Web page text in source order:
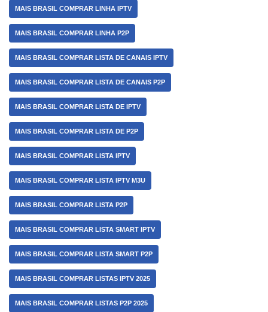
MAIS BRASIL COMPRAR LINHA IPTV
MAIS BRASIL COMPRAR LINHA P2P
MAIS BRASIL COMPRAR LISTA DE CANAIS IPTV
MAIS BRASIL COMPRAR LISTA DE CANAIS P2P
MAIS BRASIL COMPRAR LISTA DE IPTV
MAIS BRASIL COMPRAR LISTA DE P2P
MAIS BRASIL COMPRAR LISTA IPTV
MAIS BRASIL COMPRAR LISTA IPTV M3U
MAIS BRASIL COMPRAR LISTA P2P
MAIS BRASIL COMPRAR LISTA SMART IPTV
MAIS BRASIL COMPRAR LISTA SMART P2P
MAIS BRASIL COMPRAR LISTAS IPTV 2025
MAIS BRASIL COMPRAR LISTAS P2P 2025